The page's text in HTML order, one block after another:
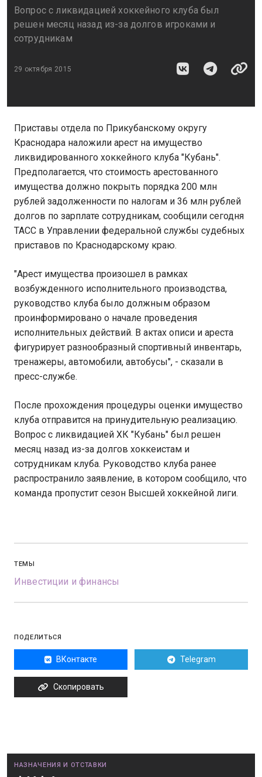
Вопрос с ликвидацией хоккейного клуба был
решен месяц назад из-за долгов игроками и
сотрудникам
29 октября 2015
Приставы отдела по Прикубанскому округу
Краснодара наложили арест на имущество
ликвидированного хоккейного клуба "Кубань".
Предполагается, что стоимость арестованного
имущества должно покрыть порядка 200 млн
рублей задолженности по налогам и 36 млн рублей
долгов по зарплате сотрудникам, сообщили сегодня
ТАСС в Управлении федеральной службы судебных
приставов по Краснодарскому краю.
"Арест имущества произошел в рамках
возбужденного исполнительного производства,
руководство клуба было должным образом
проинформировано о начале проведения
исполнительных действий. В актах описи и ареста
фигурирует разнообразный спортивный инвентарь,
тренажеры, автомобили, автобусы", - сказали в
пресс-службе.
После прохождения процедуры оценки имущество
клуба отправится на принудительную реализацию.
Вопрос с ликвидацией ХК "Кубань" был решен
месяц назад из-за долгов хоккеистам и
сотрудникам клуба. Руководство клуба ранее
распространило заявление, в котором сообщило, что
команда пропустит сезон Высшей хоккейной лиги.
ТЕМЫ
Инвестиции и финансы
ПОДЕЛИТЬСЯ
ВКонтакте Telegram
Скопировать
НАЗНАЧЕНИЯ И ОТСТАВКИ